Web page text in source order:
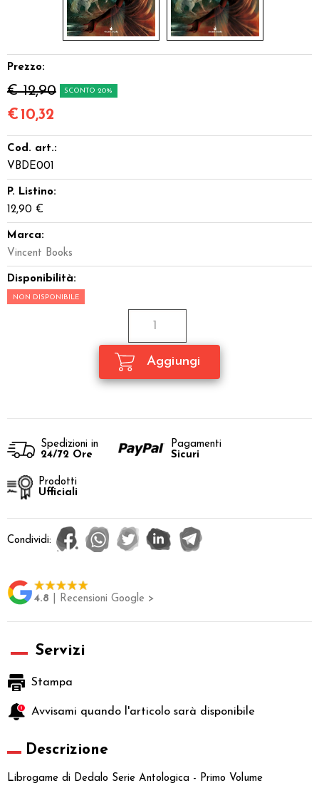
Prezzo:
€ 12,90 SCONTO 20%
€ 10,32
Cod. art.:
VBDE001
P. Listino:
12,90 €
Marca:
Vincent Books
Disponibilità:
NON DISPONIBILE
Spedizioni in
24/72 Ore
Pagamenti
Sicuri
Prodotti
Ufficiali
Condividi:
4.8 | Recensioni Google >
Servizi
Stampa
Avvisami quando l'articolo sarà disponibile
Descrizione
Librogame di Dedalo Serie Antologica - Primo Volume